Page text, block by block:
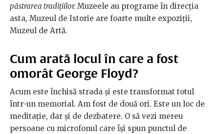
păstrarea tradițiilor. Muzeele au programe în direcția
asta, Muzeul de Istorie are foarte multe expoziții,
Muzeul de Artă.
Cum arată locul în care a fost
omorât George Floyd?
Acum este închisă strada și este transformat totul
într-un memorial. Am fost de două ori. Este un loc de
meditație, dar și de dezbatere. O să vezi mereu
persoane cu microfonul care își spun punctul de